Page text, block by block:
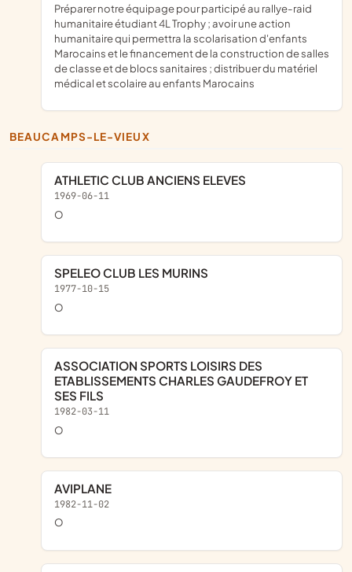
préparer notre équipage pour participé au rallye-raid
humanitaire étudiant 4L Trophy ; avoir une action
humanitaire qui permettra la scolarisation d'enfants
Marocains et le financement de la construction de salles
de classe et de blocs sanitaires ; distribuer du matériel
médical et scolaire au enfants Marocains
BEAUCAMPS-LE-VIEUX
ATHLETIC CLUB ANCIENS ELEVES
1969-06-11
o
SPELEO CLUB LES MURINS
1977-10-15
o
ASSOCIATION SPORTS LOISIRS DES
ETABLISSEMENTS CHARLES GAUDEFROY ET
SES FILS
1982-03-11
o
AVIPLANE
1982-11-02
o